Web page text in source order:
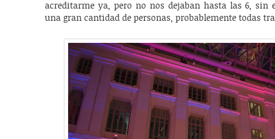
acreditarme ya, pero no nos dejaban hasta las 6,
una gran cantidad de personas, probablemente todas